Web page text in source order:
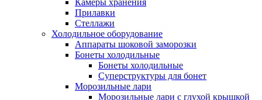
Камеры хранения
Прилавки
Стеллажи
Холодильное оборудование
Аппараты шоковой заморозки
Бонеты холодильные
Бонеты холодильные
Суперструктуры для бонет
Морозильные лари
Морозильные лари с глухой крышкой